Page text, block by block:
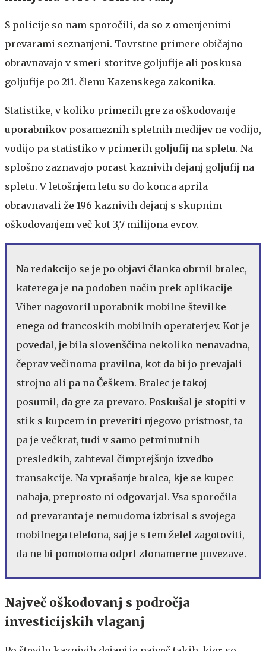
S policije so nam sporočili, da so z omenjenimi
prevarami seznanjeni. Tovrstne primere običajno
obravnavajo v smeri storitve goljufije ali poskusa
goljufije po 211. členu Kazenskega zakonika.
Statistike, v koliko primerih gre za oškodovanje
uporabnikov posameznih spletnih medijev ne vodijo,
vodijo pa statistiko v primerih goljufij na spletu. Na
splošno zaznavajo porast kaznivih dejanj goljufij na
spletu. V letošnjem letu so do konca aprila
obravnavali že 196 kaznivih dejanj s skupnim
oškodovanjem več kot 3,7 milijona evrov.
Na redakcijo se je po objavi članka obrnil bralec,
katerega je na podoben način prek aplikacije
Viber nagovoril uporabnik mobilne številke
enega od francoskih mobilnih operaterjev. Kot je
povedal, je bila slovenščina nekoliko nenavadna,
čeprav večinoma pravilna, kot da bi jo prevajali
strojno ali pa na Češkem. Bralec je takoj
posumil, da gre za prevaro. Poskušal je stopiti v
stik s kupcem in preveriti njegovo pristnost, ta
pa je večkrat, tudi v samo petminutnih
presledkih, zahteval čimprejšnjo izvedbo
transakcije. Na vprašanje bralca, kje se kupec
nahaja, preprosto ni odgovarjal. Vsa sporočila
od prevaranta je nemudoma izbrisal s svojega
mobilnega telefona, saj je s tem želel zagotoviti,
da ne bi pomotoma odprl zlonamerne povezave.
Največ oškodovanj s področja
investicijskih vlaganj